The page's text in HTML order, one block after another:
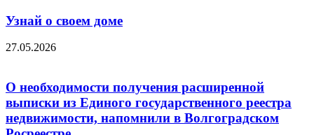
Узнай о своем доме
27.05.2026
О необходимости получения расширенной
выписки из Единого государственного реестра
недвижимости, напомнили в Волгоградском